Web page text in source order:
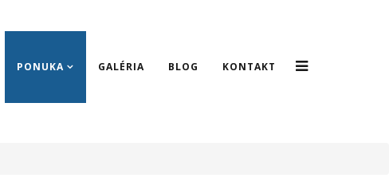
PONUKA GALÉRIA BLOG KONTAKT